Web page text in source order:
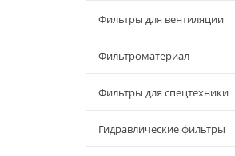
Фильтры для вентиляции
Фильтроматериал
Фильтры для спецтехники
Гидравлические фильтры